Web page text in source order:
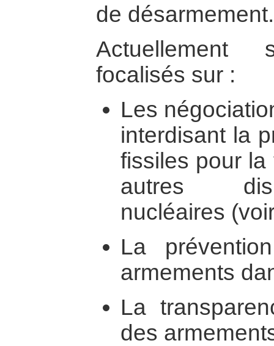
de désarmement.
focalisés sur :
Les
interdisant la
fissiles pour la
autres
nucléaires
La
armements
La
des